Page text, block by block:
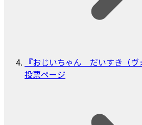
『おじいちゃん だいすき（ヴ
投票ページ